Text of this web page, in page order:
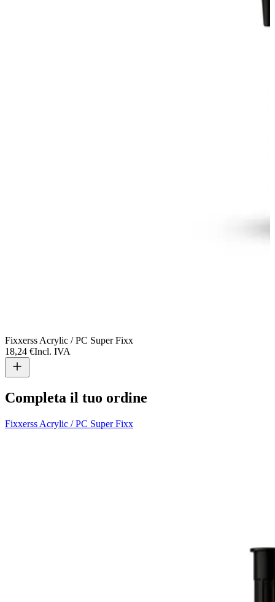
Fixxerss Acrylic / PC Super Fixx
18,24 €Incl. IVA
Completa il tuo ordine
Fixxerss Acrylic / PC Super Fixx